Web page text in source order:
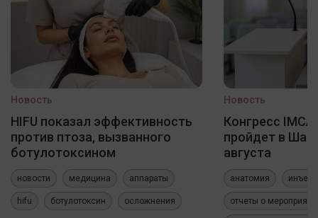
Новость
HIFU показал эффективность
против птоза, вызванного
ботулотоксином
новости медицина аппараты
hifu ботулотоксин осложнения
Новость
Конгресс
пройдет в
августа
анатомия
отчеты о